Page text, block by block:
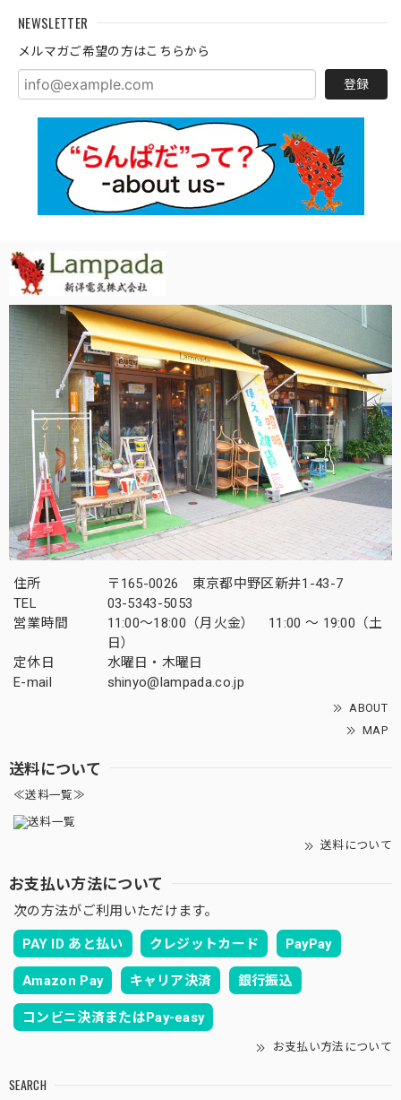
NEWSLETTER
メルマガご希望の方はこちらから
登録
住所
〒165-0026 東京都中野区新井1-43-7
TEL
03-5343-5053
営業時間
11:00～18:00（月火金） 11:00 ～ 19:00（土
日）
定休日
水曜日・木曜日
E-mail
shinyo@lampada.co.jp
ABOUT
MAP
送料について
≪送料一覧≫
送料について
お支払い方法について
次の方法がご利用いただけます。
PAY ID あと払い クレジットカード PayPay
Amazon Pay キャリア決済 銀行振込
コンビニ決済またはPay-easy
お支払い方法について
SEARCH